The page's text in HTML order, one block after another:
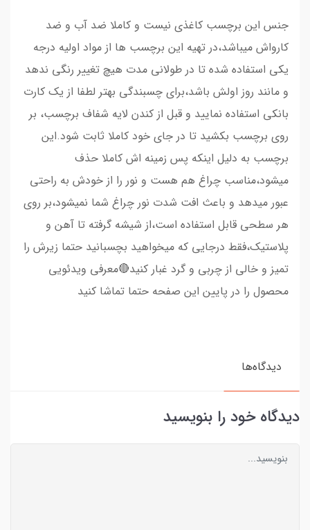
جنس این برچسب کاغذی نیست و کاملا ضد آب و ضد
کارواش میباشد،در تهیه این برچسب ها از مواد اولیه درجه
یکی استفاده شده تا در طولانی مدت هیچ تغییر رنگی ندهد
و مانند روز اولش باشد،برای چسبندگی بهتر لطفا از یک کارت
بانکی استفاده نمایید و قبل از کندن لایه شفاف برچسب، بر
روی برچسب بکشید تا در جای خود کاملا ثابت شود.این
برچسب به دلیل اینکه پس زمینه اش کاملا حذف
میشود،مناسب چراغ هم هست و نور را از خودش به راحتی
عبور میدهد و باعث افت شدت نور چراغ شما نمیشود،بر روی
هر سطحی قابل استفاده است،از شیشه گرفته تا آهن و
پلاستیک،فقط درجایی که میخواهید بچسبانید حتما زیرش را
تمیز و خالی از چربی و گرد غبار کنید🔴معرفی ویدئویی
محصول را در پایین این صفحه حتما تماشا کنید
دیدگاه‌ها
دیدگاه خود را بنویسید